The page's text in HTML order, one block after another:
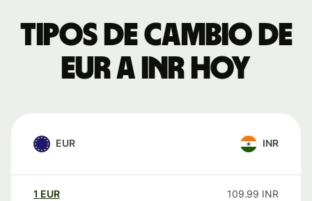
Tipos de cambio de
EUR a INR hoy
EUR INR
1 EUR 109.99 INR